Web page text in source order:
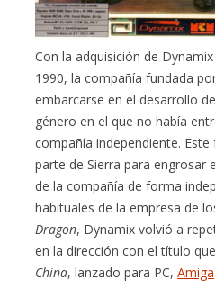
Con la adquisición de
1990, la compañía fundada
embarcarse en el desarrollo
género en el que no había
compañía independiente.
parte de Sierra para engrosar
de la compañía de forma
habituales de la empresa de
Dragon, Dynamix volvió a
en la dirección con el título
China, lanzado para PC,Amiga